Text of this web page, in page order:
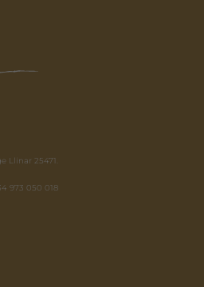
Llinar 25471.
973 050 018